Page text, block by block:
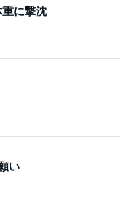
に撃沈
い